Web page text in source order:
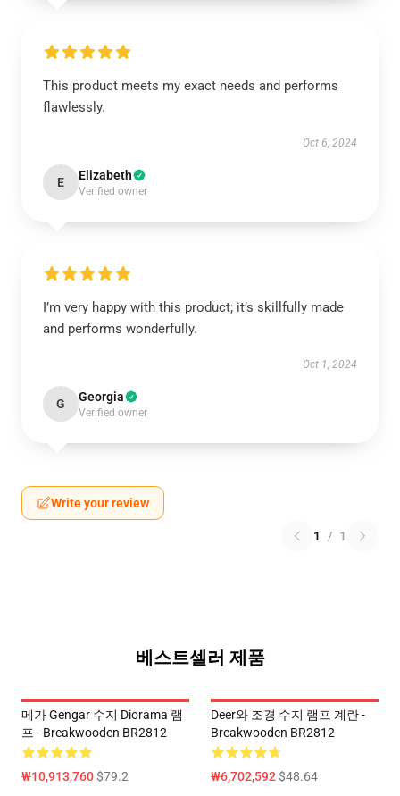
This product meets my exact needs and performs
flawlessly.
Oct 6, 2024
E Elizabeth
Verified owner
I’m very happy with this product; it’s skillfully made
and performs wonderfully.
Oct 1, 2024
G Georgia
Verified owner
Write your review
1 / 1
베스트셀러 제품
메가 Gengar 수지 Diorama 램
프 - Breakwooden BR2812
₩10,913,760$79.2
Deer와 조경 수지 램프 계란 -
Breakwooden BR2812
₩6,702,592$48.64